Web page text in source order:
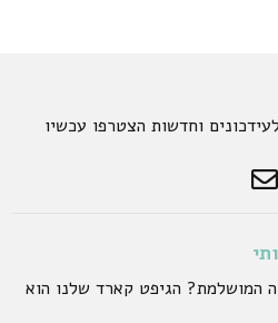
וחדשות הצטרפו עכשיו
המושלמת? הגיפט קארד שלנו הוא